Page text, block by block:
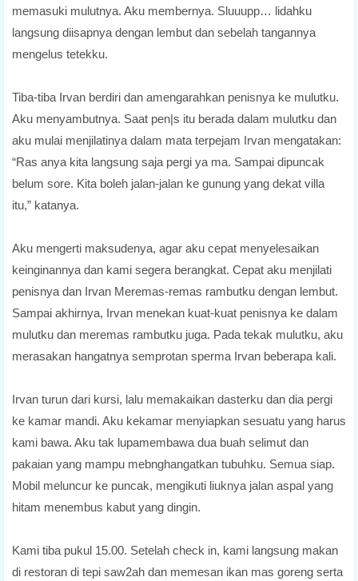
memasuki mulutnya. Aku membernya. Sluuupp… lidahku
langsung diisapnya dengan lembut dan sebelah tangannya
mengelus tetekku.
Tiba-tiba Irvan berdiri dan amengarahkan penisnya ke mulutku.
Aku menyambutnya. Saat pen|s itu berada dalam mulutku dan
aku mulai menjilatinya dalam mata terpejam Irvan mengatakan:
“Ras anya kita langsung saja pergi ya ma. Sampai dipuncak
belum sore. Kita boleh jalan-jalan ke gunung yang dekat villa
itu,” katanya.
Aku mengerti maksudenya, agar aku cepat menyelesaikan
keinginannya dan kami segera berangkat. Cepat aku menjilati
penisnya dan Irvan Meremas-remas rambutku dengan lembut.
Sampai akhirnya, Irvan menekan kuat-kuat penisnya ke dalam
mulutku dan meremas rambutku juga. Pada tekak mulutku, aku
merasakan hangatnya semprotan sperma Irvan beberapa kali.
Irvan turun dari kursi, lalu memakaikan dasterku dan dia pergi
ke kamar mandi. Aku kekamar menyiapkan sesuatu yang harus
kami bawa. Aku tak lupamembawa dua buah selimut dan
pakaian yang mampu mebnghangatkan tubuhku. Semua siap.
Mobil meluncur ke puncak, mengikuti liuknya jalan aspal yang
hitam menembus kabut yang dingin.
Kami tiba pukul 15.00. Setelah check in, kami langsung makan
di restoran di tepi saw2ah dan memesan ikan mas goreng serta